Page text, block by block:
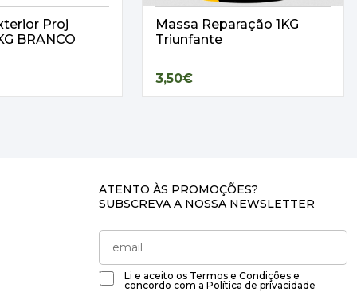
Proj
BRANCO
Massa Reparação 1KG
Triunfante
3,50€
ATENTO ÀS PROMOÇÕES?
SUBSCREVA A NOSSA NEWSLETTER
Li e aceito os Termos e Condições e
concordo com a Política de privacidade